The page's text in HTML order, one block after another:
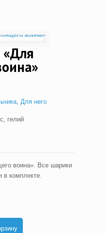
, Для него
гелий
воина». Все шарики
в комплекте.